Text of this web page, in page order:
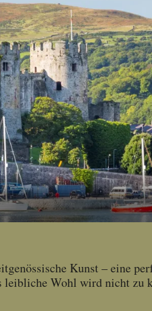
Kunst – eine
leibliche Wohl wird nicht zu